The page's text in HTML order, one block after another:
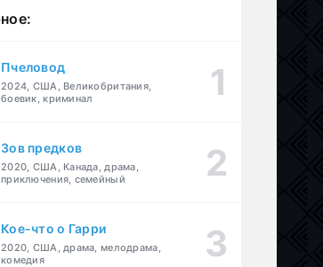
Пчеловод
2024, США, Великобритания,
боевик, криминал
Зов предков
2020, США, Канада, драма,
приключения, семейный
Кое-что о Гарри
2020, США, драма, мелодрама,
комедия